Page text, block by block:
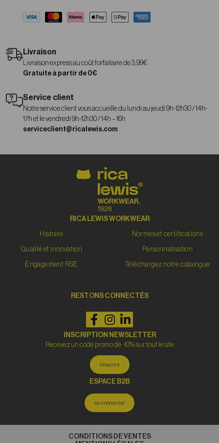
Livraison
Livraison express au coût forfaitaire de 3,99€
Gratuite à partir de 0€
Service client
Notre service client vous accueille du lundi au jeudi 9h-12h30 / 14h-
17h et le vendredi 9h-12h30 / 14h – 16h
serviceclient@ricalewis.com
RICA LEWIS WORKWEAR
Histoire
Qualité et innovation
Engagement RSE
Normes et certifications
Personnalisation
Téléchargez notre catalogue
RESTONS CONNECTÉS
INSCRIPTION NEWSLETTER
Recevez un code promo de -10% sur tout le site
s'inscrire
ESPACE B2B
se connecter
CONDITIONS DE VENTES